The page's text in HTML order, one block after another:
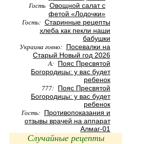
Гость Овощной салат с
фетой «Лодочки»
Гость: Старинные рецепты
хлеба как пекли наши
бабушки
Украина говно: Посевалки на
Старый Новый год 2026
А: Пояс Пресвятой
Богородицы: у вас будет
ребенок
777: Пояс Пресвятой
Богородицы: у вас будет
ребенок
Гость: Противопоказания и
отзывы врачей на аппарат
Алмаг-01
Случайные рецепты